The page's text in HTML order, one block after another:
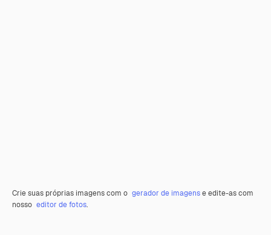
Crie suas próprias imagens com o gerador de imagense edite-as com
nosso editor de fotos.